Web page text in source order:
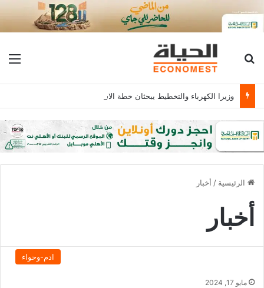
بحث عن
الرئيسية / أخبار
أخبار
ادم-وحواء
مايو 17, 2024